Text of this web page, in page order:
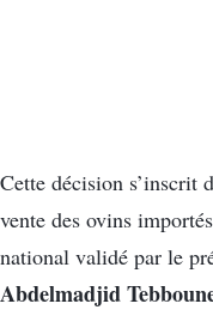
Cette décision s’inscrit
vente des ovins
national validé par le
Abdelmadjid